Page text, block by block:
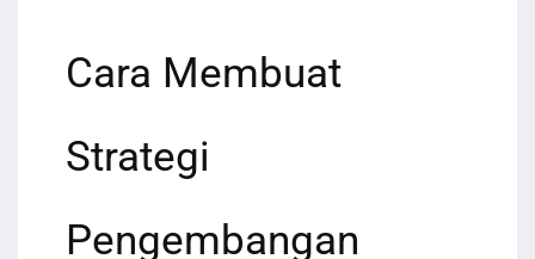
Cara Membuat
Strategi
Pengembangan